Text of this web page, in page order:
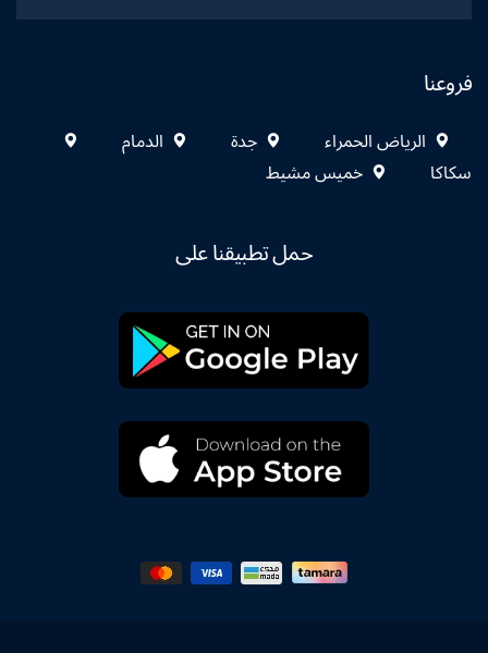
فروعنا
الرياض الحمراء جدة
الدمام
سكاكا
خميس مشيط
حمل تطبيقنا على